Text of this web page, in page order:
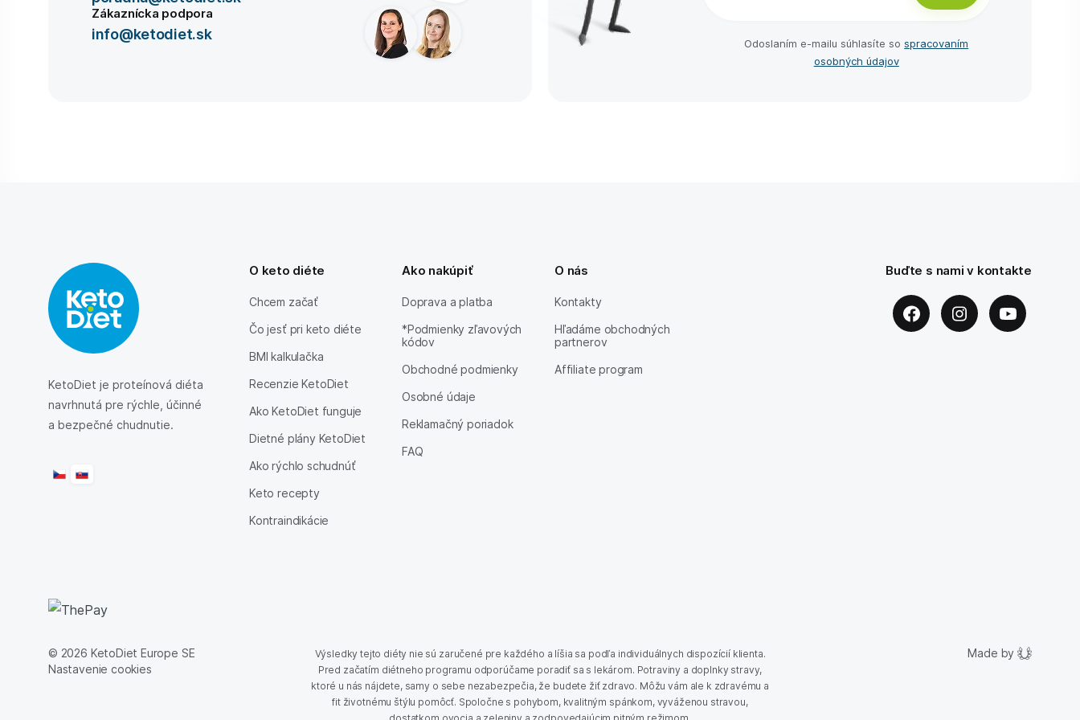
Zákaznícka podpora
info@ketodiet.sk Odoslaním e-⁠mailu súhlasíte sospracovaním
osobných údajov
Buďte s nami v kontakte
KetoDiet je proteínová diéta
navrhnutá pre rýchle, účinné
a bezpečné chudnutie.
O keto diéte
Chcem začať
Čo jesť pri keto diéte
BMI kalkulačka
Recenzie KetoDiet
Ako KetoDiet funguje
Dietné plány KetoDiet
Ako rýchlo schudnúť
Keto recepty
Kontraindikácie
Ako nakúpiť
Doprava a platba
*Podmienky zľavových
kódov
Obchodné podmienky
Osobné údaje
Reklamačný poriadok
FAQ
O nás
Kontakty
Hľadáme obchodných
partnerov
Affiliate program
Výsledky tejto diéty nie sú zaručené pre každého a líšia sa podľa individuálnych dispozícií klienta.
Pred začatím diétneho programu odporúčame poradiť sa s lekárom. Potraviny a doplnky stravy,
ktoré u nás nájdete, samy o sebe nezabezpečia, že budete žiť zdravo. Môžu vám ale k zdravému a
fit životnému štýlu pomôcť. Spoločne s pohybom, kvalitným spánkom, vyváženou stravou,
© 2026 KetoDiet Europe SE
Nastavenie cookies
Made by